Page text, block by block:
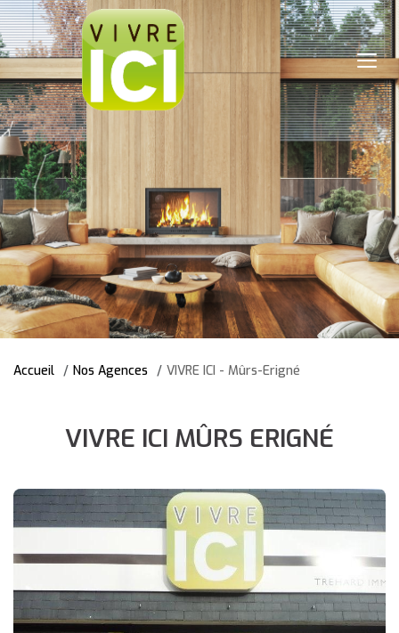
Accueil Nos Agences VIVRE ICI - Mûrs-Erigné
VIVRE ICI MÛRS ERIGNÉ